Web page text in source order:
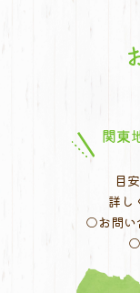
関東
目
詳し
○お問